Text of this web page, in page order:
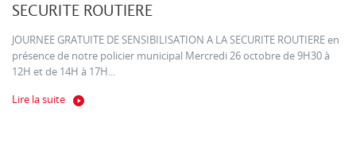
SECURITE ROUTIERE
JOURNEE GRATUITE DE SENSIBILISATION A LA SECURITE ROUTIERE en
présence de notre policier municipal Mercredi 26 octobre de 9H30 à
12H et de 14H à 17H...
Lire la suite